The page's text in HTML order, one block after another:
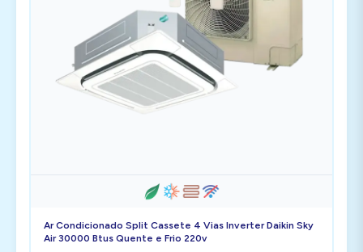
Ar Condicionado Split Cassete 4 Vias Inverter Daikin Sky
Air 30000 Btus Quente e Frio 220v